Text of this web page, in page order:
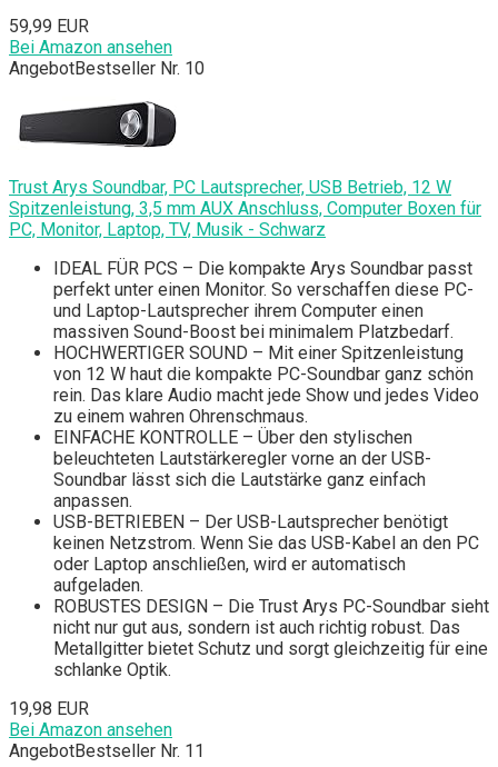
59,99 EUR
Bei Amazon ansehen
AngebotBestseller Nr. 10
Trust Arys Soundbar, PC Lautsprecher, USB Betrieb, 12 W
Spitzenleistung, 3,5 mm AUX Anschluss, Computer Boxen für
PC, Monitor, Laptop, TV, Musik - Schwarz
IDEAL FÜR PCS – Die kompakte Arys Soundbar passt
perfekt unter einen Monitor. So verschaffen diese PC-
und Laptop-Lautsprecher ihrem Computer einen
massiven Sound-Boost bei minimalem Platzbedarf.
HOCHWERTIGER SOUND – Mit einer Spitzenleistung
von 12 W haut die kompakte PC-Soundbar ganz schön
rein. Das klare Audio macht jede Show und jedes Video
zu einem wahren Ohrenschmaus.
EINFACHE KONTROLLE – Über den stylischen
beleuchteten Lautstärkeregler vorne an der USB-
Soundbar lässt sich die Lautstärke ganz einfach
anpassen.
USB-BETRIEBEN – Der USB-Lautsprecher benötigt
keinen Netzstrom. Wenn Sie das USB-Kabel an den PC
oder Laptop anschließen, wird er automatisch
aufgeladen.
ROBUSTES DESIGN – Die Trust Arys PC-Soundbar sieht
nicht nur gut aus, sondern ist auch richtig robust. Das
Metallgitter bietet Schutz und sorgt gleichzeitig für eine
schlanke Optik.
19,98 EUR
Bei Amazon ansehen
AngebotBestseller Nr. 11